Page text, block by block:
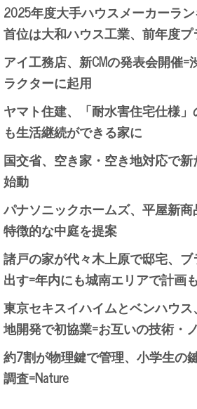
2025年度大手ハウスメーカーラ
首位は大和ハウス工業、前年度
アイ工務店、新CMの発表会開催=
ラクターに起用
ヤマト住建、「耐水害住宅仕様
も生活継続ができる家に
国交省、空き家・空き地対応で
始動
パナソニックホームズ、平屋新
特徴的な中庭を提案
諸戸の家が代々木上原で邸宅、
出す=年内にも城南エリアで計画も
東京セキスイハイムとベンハウ
地開発で初協業=お互いの技術・
約7割が物理鍵で管理、小学生の
調査=Nature